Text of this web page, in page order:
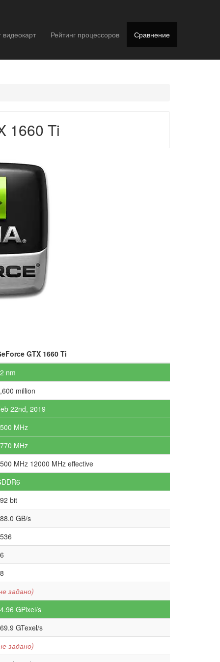
видеокарт Рейтинг процессоров Сравнение
1660 Ti
GTX 1660 Ti
nm
million
22nd, 2019
MHz
MHz
MHz 12000 MHz effective
bit
GB/s
задано)
GPixel/s
GTexel/s
задано)